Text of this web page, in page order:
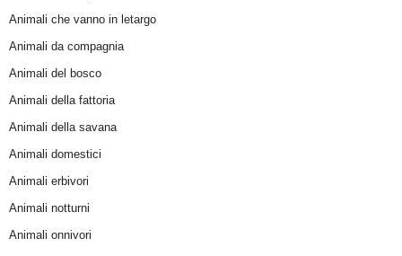
Animali che vanno in letargo
Animali da compagnia
Animali del bosco
Animali della fattoria
Animali della savana
Animali domestici
Animali erbivori
Animali notturni
Animali onnivori